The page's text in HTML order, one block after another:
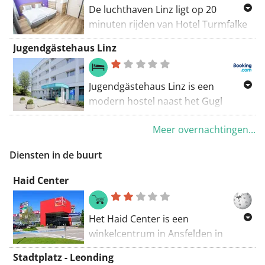
van een flatscreen-tv.
De luchthaven Linz ligt op 20
minuten rijden van Hotel Turmfalke
en het staalbedrijf Voestalpine Stahl
GmbH bevindt zich in de directe
omgeving. De accommodatie biedt
gratis WiFi.
Jugendgästehaus Linz
Jugendgästehaus Linz is een
modern hostel naast het Gugl
Stadion Linz en een indoor sport-
arena, en biedt gratis gebruik van
fitnessruimte. Er is gratis WiFi in de
Meer overnachtingen...
Diensten in de buurt
Haid Center
Het Haid Center is een
winkelcentrum in Ansfelden in
Opper-Oostenrijk. Het ligt aan de
Stadtplatz - Leonding